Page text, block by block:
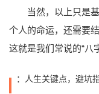
当然，以上只是
个人的命运，还需要
这就是我们常说的“八
：人生关键点，避坑